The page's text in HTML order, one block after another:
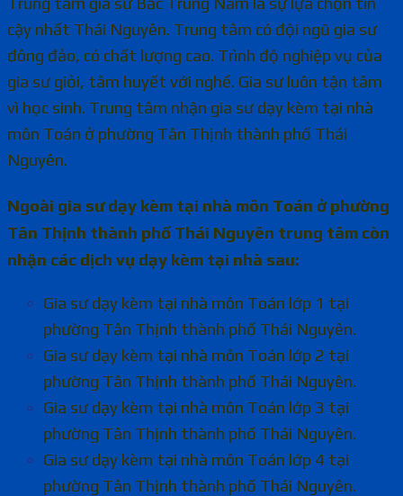
cậy nhất Thái Nguyên. Trung tâm có đội ngũ gia sư
đông đảo, có chất lượng cao. Trình độ nghiệp vụ của
gia sư giỏi, tâm huyết với nghề. Gia sư luôn tận tâm
vì học sinh. Trung tâm nhận gia sư dạy kèm tại nhà
môn Toán ở phường Tân Thịnh thành phố Thái
Nguyên.
Ngoài gia sư dạy kèm tại nhà môn Toán ở phường
Tân Thịnh thành phố Thái Nguyên trung tâm còn
nhận các dịch vụ dạy kèm tại nhà sau:
Gia sư dạy kèm tại nhà môn Toán lớp 1 tại
phường Tân Thịnh thành phố Thái Nguyên.
Gia sư dạy kèm tại nhà môn Toán lớp 2 tại
phường Tân Thịnh thành phố Thái Nguyên.
Gia sư dạy kèm tại nhà môn Toán lớp 3 tại
phường Tân Thịnh thành phố Thái Nguyên.
Gia sư dạy kèm tại nhà môn Toán lớp 4 tại
phường Tân Thịnh thành phố Thái Nguyên.